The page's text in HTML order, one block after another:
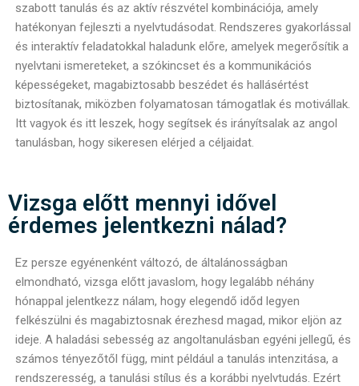
szabott tanulás és az aktív részvétel kombinációja, amely
hatékonyan fejleszti a nyelvtudásodat. Rendszeres gyakorlással
és interaktív feladatokkal haladunk előre, amelyek megerősítik a
nyelvtani ismereteket, a szókincset és a kommunikációs
képességeket, magabiztosabb beszédet és hallásértést
biztosítanak, miközben folyamatosan támogatlak és motivállak.
Itt vagyok és itt leszek, hogy segítsek és irányítsalak az angol
tanulásban, hogy sikeresen elérjed a céljaidat.
Vizsga előtt mennyi idővel
érdemes jelentkezni nálad?
Ez persze egyénenként változó, de általánosságban
elmondható, vizsga előtt javaslom, hogy legalább néhány
hónappal jelentkezz nálam, hogy elegendő időd legyen
felkészülni és magabiztosnak érezhesd magad, mikor eljön az
ideje. A haladási sebesség az angoltanulásban egyéni jellegű, és
számos tényezőtől függ, mint például a tanulás intenzitása, a
rendszeresség, a tanulási stílus és a korábbi nyelvtudás. Ezért